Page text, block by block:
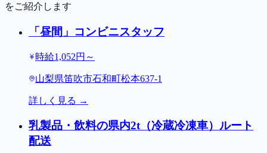
をご紹介します
「昼間」コンビニスタッフ
時給1,052円～
山梨県笛吹市石和町松本637-1
詳しく見る →
乳製品・飲料の県内2t（冷蔵冷凍車）ルート
配送